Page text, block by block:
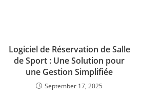
Logiciel de Réservation de Salle
de Sport : Une Solution pour
une Gestion Simplifiée
September 17, 2025